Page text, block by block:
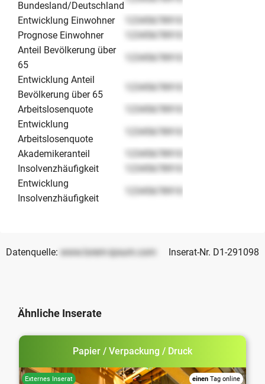
Bundesland/Deutschland
Entwicklung Einwohner
12345678910
Prognose Einwohner
12345678910
Anteil Bevölkerung über
65
12345678910
Entwicklung Anteil
Bevölkerung über 65
12345678910
Arbeitslosenquote
12345678910
Entwicklung
Arbeitslosenquote
12345678910
Akademikeranteil
12345678910
Insolvenzhäufigkeit
12345678910
Entwicklung
Insolvenzhäufigkeit
12345678910
Datenquelle: www.lorem-ipsum.com Inserat-Nr. D1-291098
Ähnliche Inserate
Papier / Verpackung / Druck
einen Tag online